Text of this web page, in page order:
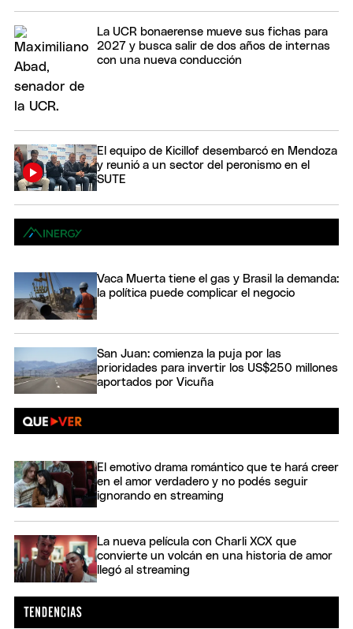
La UCR bonaerense mueve sus fichas para
2027 y busca salir de dos años de internas
con una nueva conducción
El equipo de Kicillof desembarcó en Mendoza
y reunió a un sector del peronismo en el
SUTE
Vaca Muerta tiene el gas y Brasil la demanda:
la política puede complicar el negocio
San Juan: comienza la puja por las
prioridades para invertir los US$250 millones
aportados por Vicuña
El emotivo drama romántico que te hará creer
en el amor verdadero y no podés seguir
ignorando en streaming
La nueva película con Charli XCX que
convierte un volcán en una historia de amor
llegó al streaming